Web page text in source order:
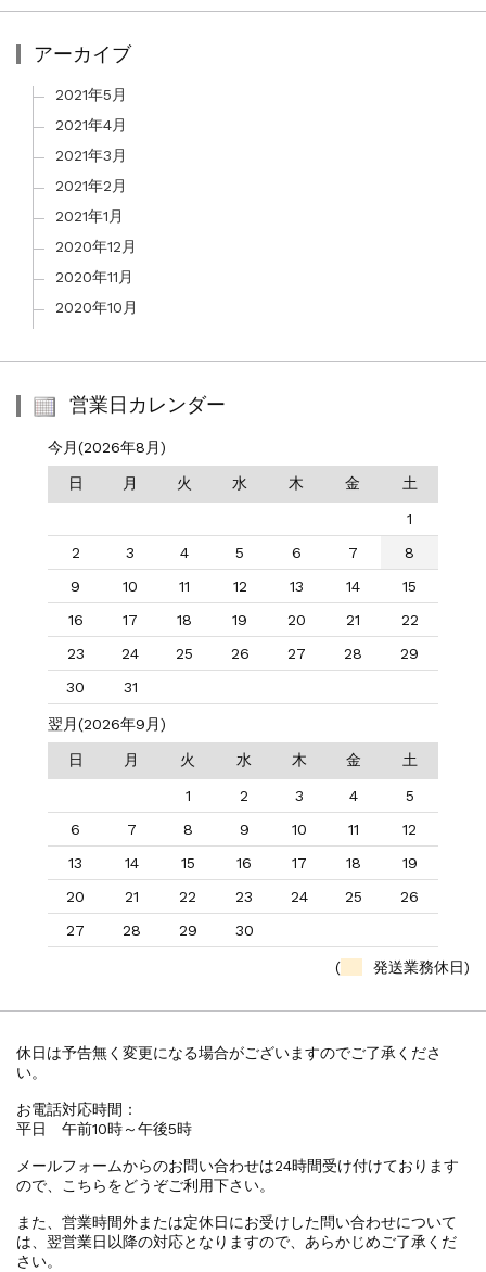
アーカイブ
2021年5月
2021年4月
2021年3月
2021年2月
2021年1月
2020年12月
2020年11月
2020年10月
営業日カレンダー
今月(2026年8月)
日 月 火 水 木 金 土
1
2
3 4 5 6 7
8
9
10 11 12 13 14
15
16
17 18 19 20 21
22
23
24 25 26 27 28
29
30
31
翌月(2026年9月)
日 月 火 水 木 金 土
1 2 3 4
5
6
7 8 9 10 11
12
13
14 15 16 17 18
19
20
21 22 23 24 25
26
27
28 29 30
( 発送業務休日)
休日は予告無く変更になる場合がございますのでご了承くださ
い。
お電話対応時間：
平日 午前10時～午後5時
メールフォームからのお問い合わせは24時間受け付けております
ので、こちらをどうぞご利用下さい。
また、営業時間外または定休日にお受けした問い合わせについて
は、翌営業日以降の対応となりますので、あらかじめご了承くだ
さい。